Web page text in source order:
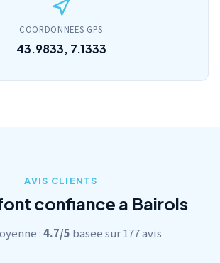
COORDONNEES GPS
43.9833, 7.1333
AVIS CLIENTS
confiance a Bairols
:4.7/5 basee sur 177 avis